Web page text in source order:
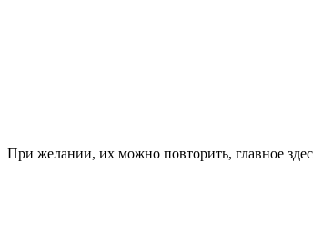
При желании, их можно повторить, главное